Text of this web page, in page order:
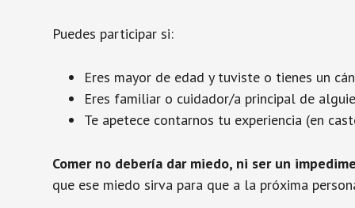
Puedes participar si:
Eres mayor de edad y tuviste o tienes un
Eres familiar o cuidador/a principal de
Te apetece contarnos tu experiencia (en
Comer no debería dar miedo, ni ser un
que ese miedo sirva para que a la próxima